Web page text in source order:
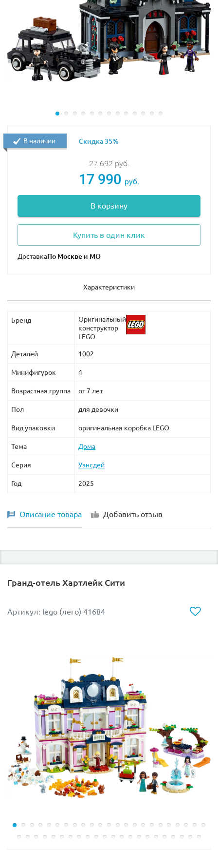
Размер модели в собранном виде составляет
19х46х23 см.
27 692руб.
17 990 руб.
В корзину
Купить в один клик
Доставка
В наличии Скидка 35%
Характеристики
Бренд
Оригинальный
конструктор
LEGO
Деталей 1002
Минифигурок 4
Возрастная группа от 7 лет
Пол для девочки
Вид упаковки оригинальная коробка LEGO
Тема Дома
Серия Уэнсдей
Год 2025
Описание товара Добавить отзыв
Гранд-отель Хартлейк Сити
Артикул: lego (лего) 41684